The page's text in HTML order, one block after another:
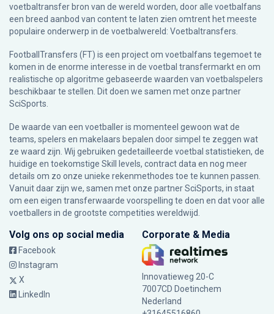
voetbaltransfer bron van de wereld worden, door alle voetbalfans
een breed aanbod van content te laten zien omtrent het meeste
populaire onderwerp in de voetbalwereld: Voetbaltransfers.
FootballTransfers (FT) is een project om voetbalfans tegemoet te
komen in de enorme interesse in de voetbal transfermarkt en om
realistische op algoritme gebaseerde waarden van voetbalspelers
beschikbaar te stellen. Dit doen we samen met onze partner
SciSports
De waarde van een voetballer is momenteel gewoon wat de
teams, spelers en makelaars bepalen door simpel te zeggen wat
ze waard zijn. Wij gebruiken gedetailleerde voetbal statistieken, de
huidige en toekomstige Skill levels, contract data en nog meer
details om zo onze unieke rekenmethodes toe te kunnen passen.
Vanuit daar zijn we, samen met onze partner SciSports, in staat
om een eigen transferwaarde voorspelling te doen en dat voor alle
voetballers in de grootste competities wereldwijd.
Volg ons op social media
Facebook
Instagram
X
LinkedIn
Corporate & Media
Innovatieweg 20-C
7007CD Doetinchem
Nederland